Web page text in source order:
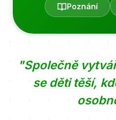
Poznání
"Společně
se děti těší,